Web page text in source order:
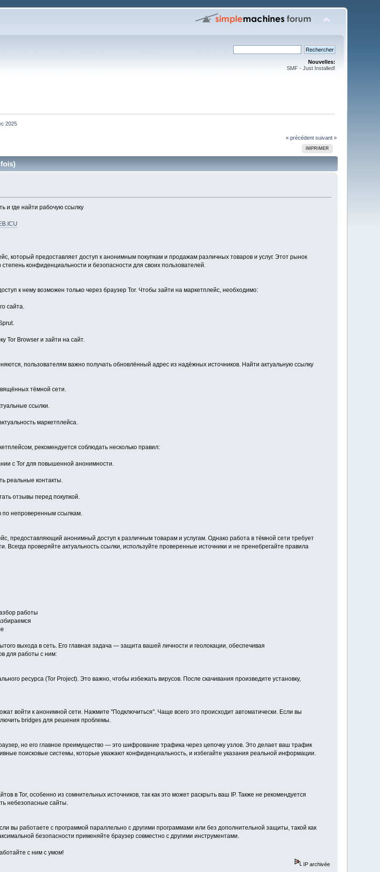
Nouvelles:
SMF - Just Installed!
2025
« précédent suivant »
IMPRIMER
и где найти рабочую ссылку
который предоставляет доступ к анонимным покупкам и продажам различных товаров и услуг. Этот рынок
конфиденциальности и безопасности для своих пользователей.
к нему возможен только через браузер Tor. Чтобы зайти на маркетплейс, необходимо:
сайта.
Tor Browser и зайти на сайт.
пользователям важно получать обновлённый адрес из надёжных источников. Найти актуальную ссылку
тёмной сети.
ссылки.
маркетплейса.
рекомендуется соблюдать несколько правил:
с Tor для повышенной анонимности.
реальные контакты.
отзывы перед покупкой.
по непроверенным ссылкам.
предоставляющий анонимный доступ к различным товарам и услугам. Однако работа в тёмной сети требует
Всегда проверяйте актуальность ссылки, используйте проверенные источники и не пренебрегайте правила
работы
выхода в сеть. Его главная задача — защита вашей личности и геолокации, обеспечивая
для работы с ним:
ресурса (Tor Project). Это важно, чтобы избежать вирусов. После скачивания произведите установку,
войти к анонимной сети. Нажмите "Подключиться". Чаще всего это происходит автоматически. Если вы
bridges для решения проблемы.
но его главное преимущество — это шифрование трафика через цепочку узлов. Это делает ваш трафик
поисковые системы, которые уважают конфиденциальность, и избегайте указания реальной информации.
в Tor, особенно из сомнительных источников, так как это может раскрыть ваш IP. Также не рекомендуется
небезопасные сайты.
вы работаете с программой параллельно с другими программами или без дополнительной защиты, такой как
безопасности применяйте браузер совместно с другими инструментами.
с ним с умом!
IP archivée